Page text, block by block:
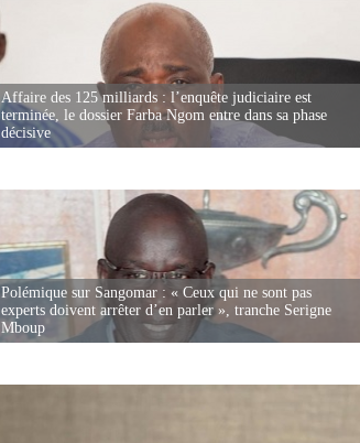
Affaire des 125 milliards : l’enquête judiciaire est
terminée, le dossier Farba Ngom entre dans sa phase
décisive
Polémique sur Sangomar : « Ceux qui ne sont pas
experts doivent arrêter d’en parler », tranche Serigne
Mboup